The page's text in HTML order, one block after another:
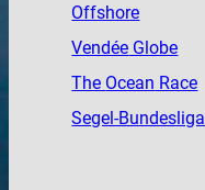
Offshore
Vendée Globe
The Ocean Race
Segel-Bundesliga